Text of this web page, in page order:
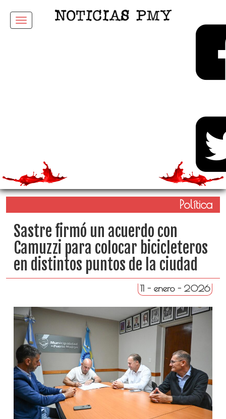
Menu
Política
Sastre firmó un acuerdo con
Camuzzi para colocar bicicleteros
en distintos puntos de la ciudad
11 - enero - 2026